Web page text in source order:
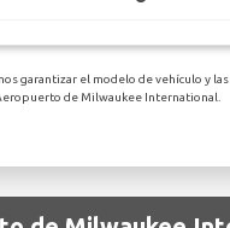
garantizar el modelo de vehículo y
de Milwaukee International.